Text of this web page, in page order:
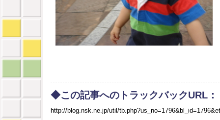
◆この記事へのトラックバックURL：
http://blog.nsk.ne.jp/util/